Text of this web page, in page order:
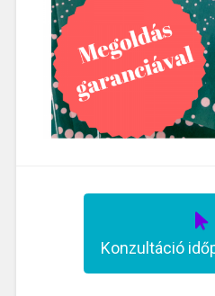
Konzultáció